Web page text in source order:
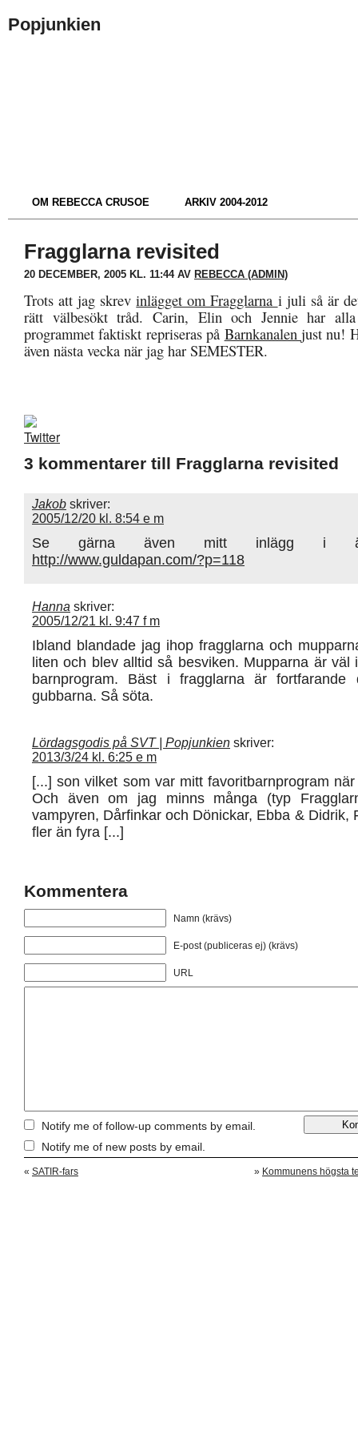
Popjunkien
OM REBECCA CRUSOE ARKIV 2004-2012
Fragglarna revisited
20 DECEMBER, 2005 KL. 11:44 AV REBECCA (ADMIN)
Trots att jag skrevinlägget om Fragglarna i juli så är
rätt välbesökt tråd. Carin, Elin och Jennie har
programmet faktiskt repriseras på Barnkanalenjust nu!
även nästa vecka när jag har SEMESTER.
3 kommentarer till Fragglarna revisited
Jakob skriver:
2005/12/20 kl. 8:54 e m
Se gärna även mitt inlägg i
http://www.guldapan.com/?p=118
Hanna skriver:
2005/12/21 kl. 9:47 f m
Ibland blandade jag ihop fragglarna och
liten och blev alltid så besviken. Mupparna är väl
barnprogram. Bäst i fragglarna är
gubbarna. Så söta.
Lördagsgodis på SVT | Popjunkien skriver:
2013/3/24 kl. 6:25 e m
[...] son vilket som var mitt favoritbarnprogram
Och även om jag minns många (typ
vampyren, Dårfinkar och Dönickar, Ebba & Didrik,
fler än fyra [...]
Kommentera
Namn (krävs)
E-post (publiceras ej) (krävs)
URL
Notify me of follow-up comments by email.
Notify me of new posts by email.
« SATIR-fars » Kommunens högsta